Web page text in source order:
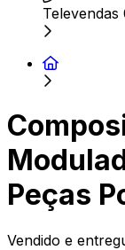
Peças
Vendido e